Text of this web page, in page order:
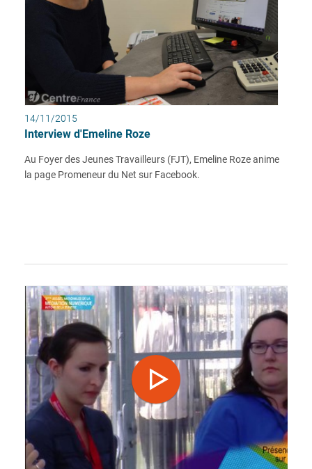
14/11/2015
Interview d'Emeline Roze
Au Foyer des Jeunes Travailleurs (FJT), Emeline Roze anime
la page Promeneur du Net sur Facebook.